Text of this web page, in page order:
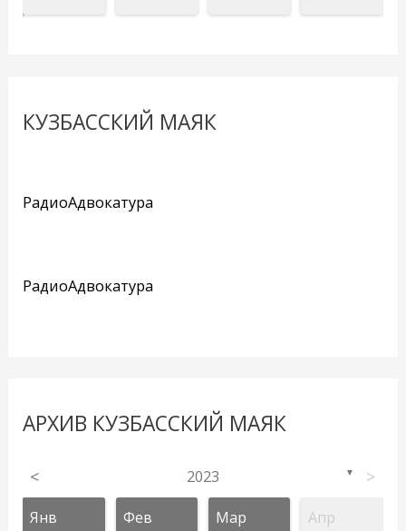
КУЗБАССКИЙ МАЯК
РадиоАдвокатура
РадиоАдвокатура
АРХИВ КУЗБАССКИЙ МАЯК
< 2023 ▼ >
Янв Фев Мар Апр